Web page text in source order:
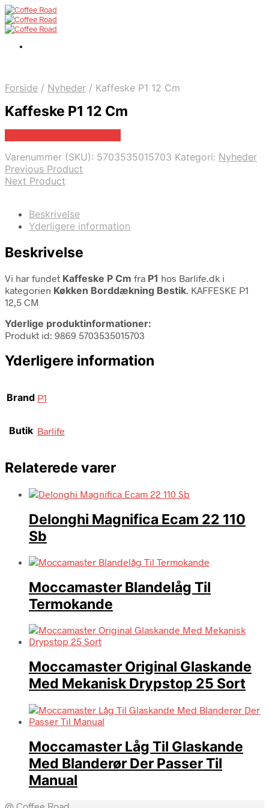
Forside / Nyheder / Kaffeske P1 12 Cm
Kaffeske P1 12 Cm
Varenummer (SKU): 5703535015703 Kategori: Nyheder
Previous Product
Next Product
Beskrivelse
Yderligere information
Beskrivelse
Vi har fundet Kaffeske P Cm fra P1 hos Barlife.dk i
kategorien Køkken Borddækning Bestik. KAFFESKE P1
12,5 CM
Yderlige produktinformationer:
Produkt id: 9869 5703535015703
Yderligere information
Brand P1
Butik Barlife
Relaterede varer
Delonghi Magnifica Ecam 22 110
Sb
Moccamaster Blandelåg Til
Termokande
Moccamaster Original Glaskande
Med Mekanisk Drypstop 25 Sort
Moccamaster Låg Til Glaskande
Med Blanderør Der Passer Til
Manual